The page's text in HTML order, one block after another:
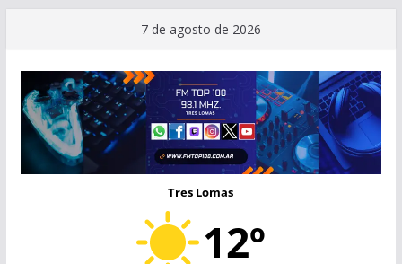
contenido
7 de agosto de 2026
Tres Lomas
12º